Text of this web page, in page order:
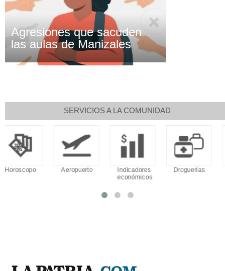
Agresiones que sacuden
las aulas de Manizales
SERVICIOS A LA COMUNIDAD
Aeropuerto
Indicadores
Droguerías Notarías